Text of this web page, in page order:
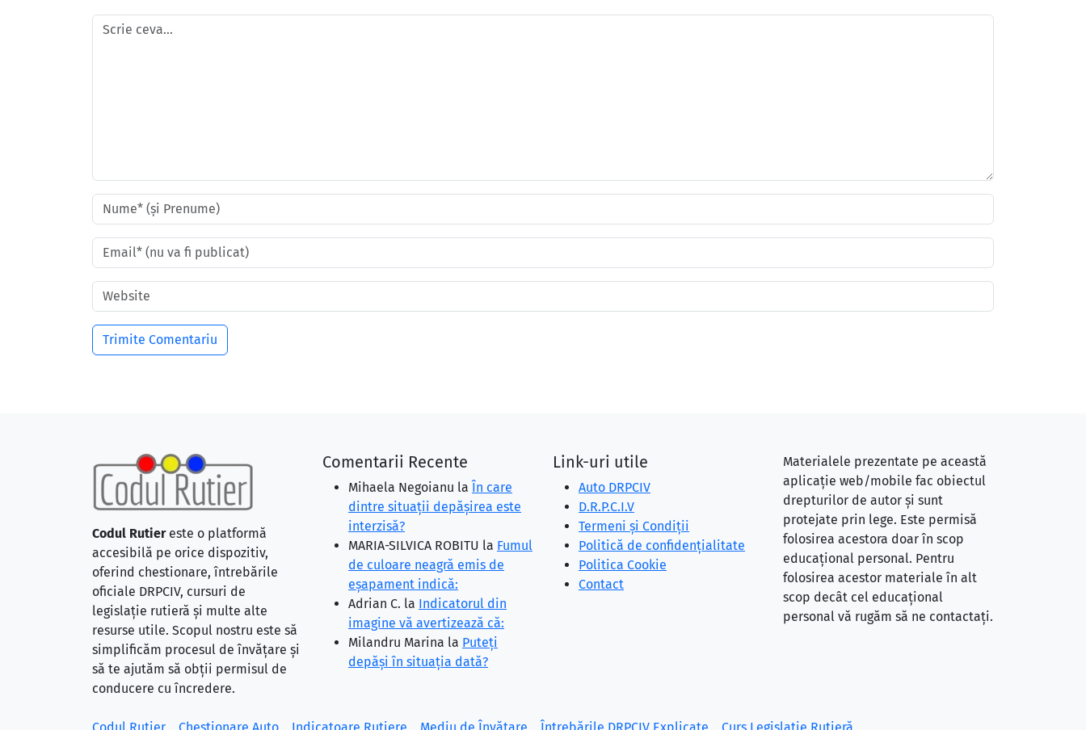
Codul Rutiereste o platformă
accesibilă pe orice dispozitiv,
oferind chestionare, întrebările
oficiale DRPCIV, cursuri de
legislație rutieră și multe alte
resurse utile. Scopul nostru este să
simplificăm procesul de învățare și
să te ajutăm să obții permisul de
conducere cu încredere.
Comentarii Recente
Mihaela Negoianu la În care
dintre situaţii depăşirea este
interzisă?
MARIA-SILVICA ROBITU la Fumul
de culoare neagră emis de
eşapament indică:
Adrian C. la Indicatorul din
imagine vă avertizează că:
Milandru Marina la Puteţi
depăşi în situaţia dată?
Link-uri utile
Auto DRPCIV
D.R.P.C.I.V
Termeni și Condiții
Politică de confidențialitate
Politica Cookie
Contact
Materialele prezentate pe această
aplicație web/mobile fac obiectul
drepturilor de autor și sunt
protejate prin lege. Este permisă
folosirea acestora doar în scop
educațional personal. Pentru
folosirea acestor materiale în alt
scop decât cel educațional
personal vă rugăm să ne contactați.